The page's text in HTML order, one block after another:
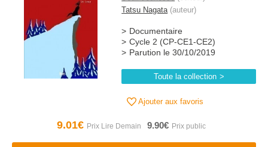
Tatsu Nagata(auteur)
Documentaire
Cycle 2 (CP-CE1-CE2)
Parution le 30/10/2019
Toute la collection
Ajouter aux favoris
9.01€ 9.90€